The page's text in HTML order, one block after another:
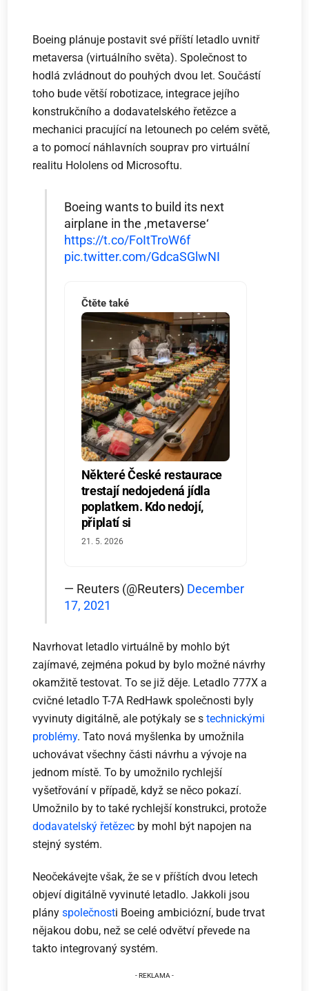
Boeing plánuje postavit své příští letadlo uvnitř
metaversa (virtuálního světa). Společnost to
hodlá zvládnout do pouhých dvou let. Součástí
toho bude větší robotizace, integrace jejího
konstrukčního a dodavatelského řetězce a
mechanici pracující na letounech po celém světě,
a to pomocí náhlavních souprav pro virtuální
realitu Hololens od Microsoftu.
Boeing wants to build its next
airplane in the ‚metaverse‘
https://t.co/FoItTroW6f
pic.twitter.com/GdcaSGlwNI
Čtěte také
Některé České restaurace
trestají nedojedená jídla
poplatkem. Kdo nedojí,
připlatí si
21. 5. 2026
— Reuters (@Reuters) December
17, 2021
Navrhovat letadlo virtuálně by mohlo být
zajímavé, zejména pokud by bylo možné návrhy
okamžitě testovat. To se již děje. Letadlo 777X a
cvičné letadlo T-7A RedHawk společnosti byly
vyvinuty digitálně, ale potýkaly se stechnickými
problémy. Tato nová myšlenka by umožnila
uchovávat všechny části návrhu a vývoje na
jednom místě. To by umožnilo rychlejší
vyšetřování v případě, když se něco pokazí.
Umožnilo by to také rychlejší konstrukci, protože
dodavatelský řetězec by mohl být napojen na
stejný systém.
Neočekávejte však, že se v příštích dvou letech
objeví digitálně vyvinuté letadlo. Jakkoli jsou
plányspolečnosti Boeing ambiciózní, bude trvat
nějakou dobu, než se celé odvětví převede na
takto integrovaný systém.